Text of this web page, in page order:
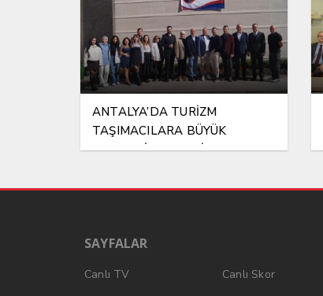
ANTALYA’DA TURİZM
TAŞIMACILARA BÜYÜK
EKONOMİ DARBESİ!..
SAYFALAR
Canlı TV
Canlı Skor